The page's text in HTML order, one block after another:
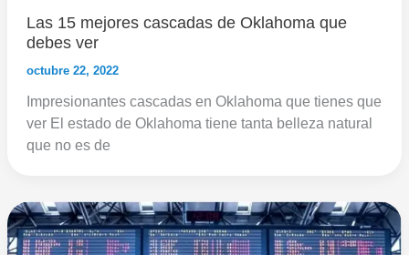
Las 15 mejores cascadas de Oklahoma que
debes ver
octubre 22, 2022
Impresionantes cascadas en Oklahoma que tienes que
ver El estado de Oklahoma tiene tanta belleza natural
que no es de